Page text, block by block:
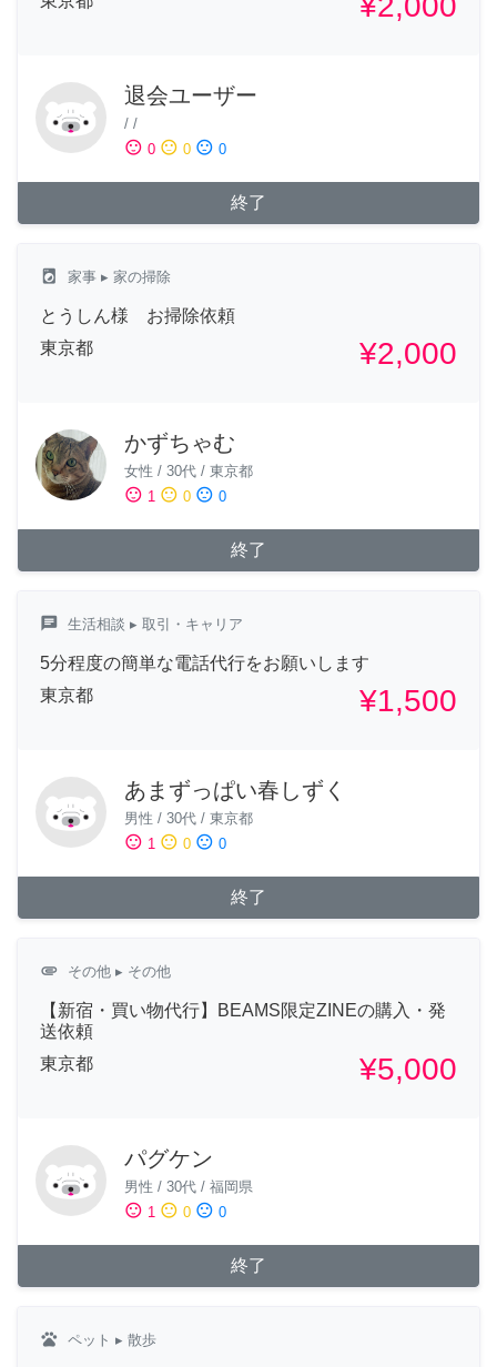
退会ユーザー
/ /
sentiment_satisfied 0 sentiment_neutral 0 sentiment_dissatisfied 0
終了
local_laundry_service 家事 ▸ 家の掃除
とうしん様 お掃除依頼
東京都
¥2,000
かずちゃむ
女性 / 30代 / 東京都
sentiment_satisfied 1 sentiment_neutral 0 sentiment_dissatisfied 0
終了
chat 生活相談 ▸ 取引・キャリア
5分程度の簡単な電話代行をお願いします
東京都
¥1,500
あまずっぱい春しずく
男性 / 30代 / 東京都
sentiment_satisfied 1 sentiment_neutral 0 sentiment_dissatisfied 0
終了
attachment その他 ▸ その他
【新宿・買い物代行】BEAMS限定ZINEの購入・発
送依頼
東京都
¥5,000
パグケン
男性 / 30代 / 福岡県
sentiment_satisfied 1 sentiment_neutral 0 sentiment_dissatisfied 0
終了
pets ペット ▸ 散歩